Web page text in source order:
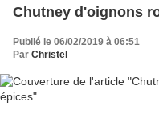
Chutney d'oignons
Publié le 06/02/2019 à 06:51
Par Christel